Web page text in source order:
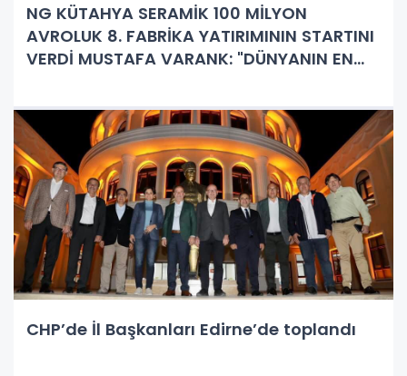
NG KÜTAHYA SERAMİK 100 MİLYON
AVROLUK 8. FABRİKA YATIRIMININ STARTINI
VERDİ MUSTAFA VARANK: "DÜNYANIN EN
CHP’de İl Başkanları Edirne’de toplandı